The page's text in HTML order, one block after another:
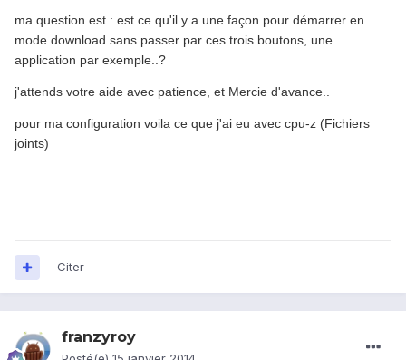
ma question est : est ce qu'il y a une façon pour démarrer en
mode download sans passer par ces trois boutons, une
application par exemple..?
j'attends votre aide avec patience, et Mercie d'avance..
pour ma configuration voila ce que j'ai eu avec cpu-z (Fichiers
joints)
Citer
franzyroy